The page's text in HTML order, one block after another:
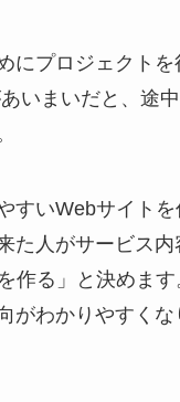
にプロジェクト
いまいだと、途
すいWebサイト
た人がサービス
作る」と決めま
がわかりやすくな